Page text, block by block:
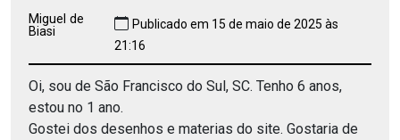
Miguel de
Biasi
Publicado em 15 de maio de 2025 às
21:16
Oi, sou de São Francisco do Sul, SC. Tenho 6 anos,
estou no 1 ano.
Gostei dos desenhos e materias do site. Gostaria de